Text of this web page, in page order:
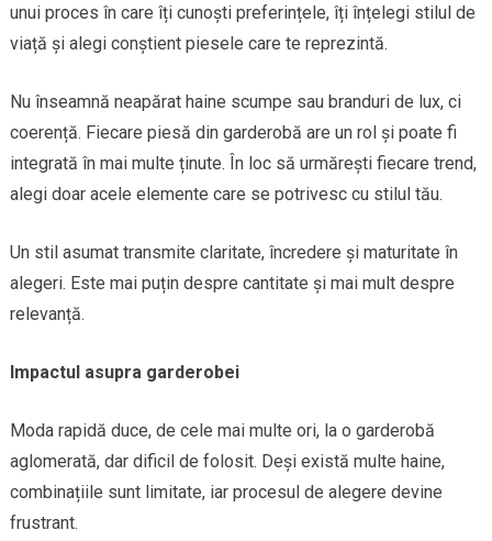
unui proces în care îți cunoști preferințele, îți înțelegi stilul de
viață și alegi conștient piesele care te reprezintă.
Nu înseamnă neapărat haine scumpe sau branduri de lux, ci
coerență. Fiecare piesă din garderobă are un rol și poate fi
integrată în mai multe ținute. În loc să urmărești fiecare trend,
alegi doar acele elemente care se potrivesc cu stilul tău.
Un stil asumat transmite claritate, încredere și maturitate în
alegeri. Este mai puțin despre cantitate și mai mult despre
relevanță.
Impactul asupra garderobei
Moda rapidă duce, de cele mai multe ori, la o garderobă
aglomerată, dar dificil de folosit. Deși există multe haine,
combinațiile sunt limitate, iar procesul de alegere devine
frustrant.